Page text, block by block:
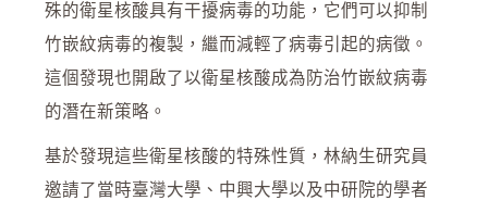
殊的衛星核酸具有干擾病毒的功能，它們可以抑制
竹嵌紋病毒的複製，繼而減輕了病毒引起的病徵。
這個發現也開啟了以衛星核酸成為防治竹嵌紋病毒
的潛在新策略。
基於發現這些衛星核酸的特殊性質，林納生研究員
邀請了當時臺灣大學、中興大學以及中研院的學者